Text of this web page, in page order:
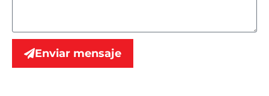
Enviar mensaje